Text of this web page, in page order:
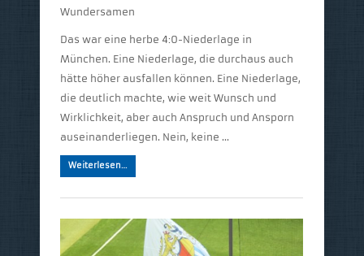
Wundersamen
Das war eine herbe 4:0-Niederlage in
München. Eine Niederlage, die durchaus auch
hätte höher ausfallen können. Eine Niederlage,
die deutlich machte, wie weit Wunsch und
Wirklichkeit, aber auch Anspruch und Ansporn
auseinanderliegen. Nein, keine …
Weiterlesen…